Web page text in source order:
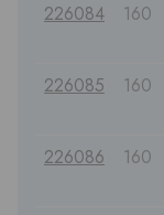
226084 160
226085 160
226086 160